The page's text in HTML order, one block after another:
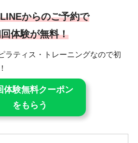
からのご予約で
体験が無料！
ラティス・トレーニングなので初
体験無料クーポン
をもらう